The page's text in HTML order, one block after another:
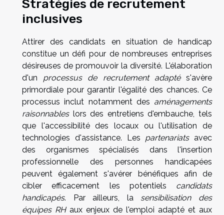
Stratégies de recrutement
inclusives
Attirer des candidats en situation de handicap
constitue un défi pour de nombreuses entreprises
désireuses de promouvoir la diversité. L'élaboration
d'un processus de recrutement adaptés'avère
primordiale pour garantir l'égalité des chances. Ce
processus inclut notamment des aménagements
raisonnableslors des entretiens d'embauche, tels
que l'accessibilité des locaux ou l'utilisation de
technologies d'assistance. Les partenariatsavec
des organismes spécialisés dans l'insertion
professionnelle des personnes handicapées
peuvent également s'avérer bénéfiques afin de
cibler efficacement les potentiels candidats
handicapés. Par ailleurs, la sensibilisation des
équipes RHaux enjeux de l'emploi adapté et aux